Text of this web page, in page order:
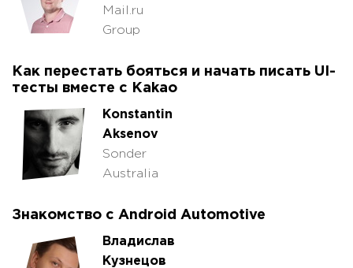
Mail.ru
Group
Как перестать бояться и начать писать UI-
тесты вместе с Kakao
Konstantin
Aksenov
Sonder
Australia
Знакомство с Android Automotive
Владислав
Кузнецов